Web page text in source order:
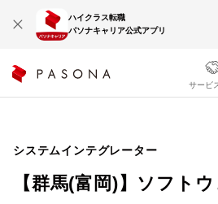
ハイクラス転職
パソナキャリア公式アプリ
サービ
システムインテグレーター
【群馬(富岡)】ソフト